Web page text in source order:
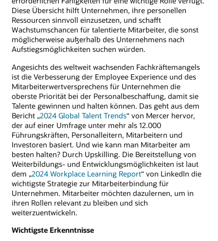
Diese Übersicht hilft Unternehmen, ihre personellen
Ressourcen sinnvoll einzusetzen, und schafft
Wachstumschancen für talentierte Mitarbeiter, die sonst
möglicherweise außerhalb des Unternehmens nach
Aufstiegsmöglichkeiten suchen würden.
Angesichts des weltweit wachsenden Fachkräftemangels
ist die Verbesserung der Employee Experience und des
Mitarbeiterwertversprechens für Unternehmen die
oberste Priorität bei der Personalbeschaffung, damit sie
Talente gewinnen und halten können. Das geht aus dem
Bericht „2024 Global Talent Trends“ von Mercer hervor,
der auf einer Umfrage unter mehr als 12.000
Führungskräften, Personalleitern, Mitarbeitern und
Investoren basiert. Und wie kann man Mitarbeiter am
besten halten? Durch Upskilling. Die Bereitstellung von
Weiterbildungs- und Entwicklungsmöglichkeiten ist laut
dem „2024 Workplace Learning Report“ von LinkedIn die
wichtigste Strategie zur Mitarbeiterbindung für
Unternehmen. Mitarbeiter möchten dazulernen, um in
ihren Rollen relevant zu bleiben und sich
weiterzuentwickeln.
Wichtigste Erkenntnisse